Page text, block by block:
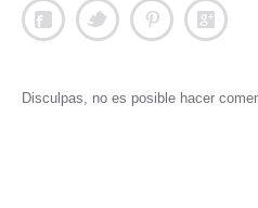
Disculpas, no es posible hacer